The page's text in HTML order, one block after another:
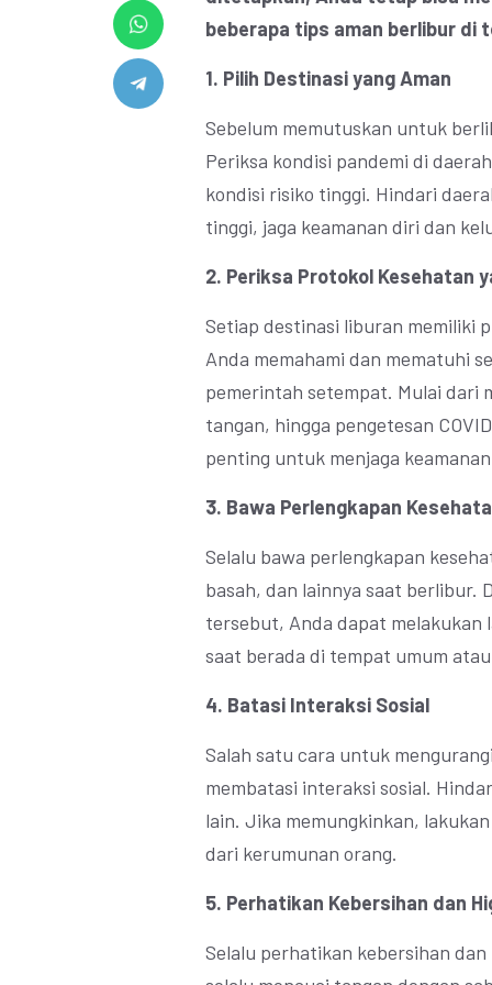
beberapa tips aman berlibur di
1. Pilih Destinasi yang Aman
Sebelum memutuskan untuk
Periksa kondisi pandemi di
kondisi risiko tinggi. Hindari
tinggi, jaga keamanan diri dan
2. Periksa Protokol Kesehatan
Setiap destinasi liburan memiliki
Anda memahami dan mematuhi
pemerintah setempat. Mulai dari
tangan, hingga pengetesan
penting untuk menjaga
3. Bawa Perlengkapan
Selalu bawa perlengkapan
basah, dan lainnya saat berlibur.
tersebut, Anda dapat melakukan
saat berada di tempat umum
4. Batasi Interaksi Sosial
Salah satu cara untuk
membatasi interaksi sosial.
lain. Jika memungkinkan,
dari kerumunan orang.
5. Perhatikan Kebersihan dan
Selalu perhatikan kebersihan